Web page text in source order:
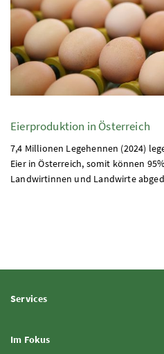
Eierproduktion in Österreich
7,4 Millionen Legehennen (2024)
Eier in Österreich, somit können 95%
Landwirtinnen und Landwirte
ServicesInhalt aufklappen
Im FokusInhalt aufklappen